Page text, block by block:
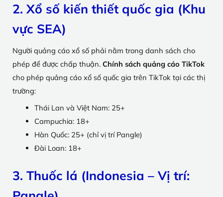
2. Xổ số kiến thiết quốc gia (Khu
vực SEA)
Người quảng cáo xổ số phải nằm trong danh sách cho
phép để được chấp thuận. Chính sách quảng cáo TikTok
cho phép quảng cáo xổ số quốc gia trên TikTok tại các thị
trường:
Thái Lan và Việt Nam: 25+
Campuchia: 18+
Hàn Quốc: 25+ (chỉ vị trí Pangle)
Đài Loan: 18+
3. Thuốc lá (Indonesia – Vị trí: